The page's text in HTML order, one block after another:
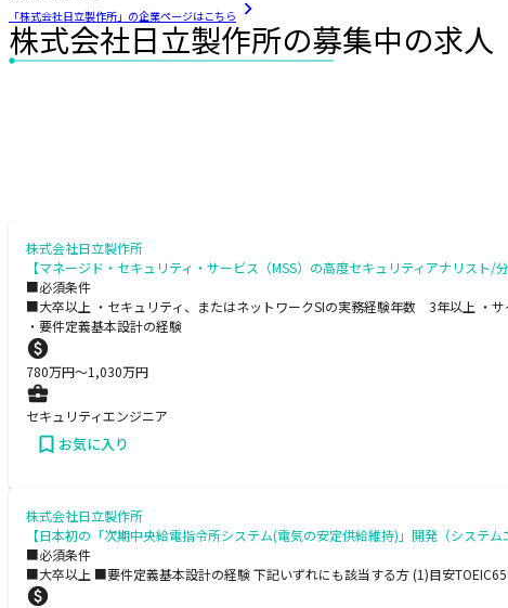
「株式会社日立製作所」の企業ページはこちら
株式会社日立製作所の募集中の求人
株式会社日立製作所
【マネージド・セキュリティ・サービス（MSS）の高度セキュリティアナリスト/分
■必須条件
■大卒以上 ・セキュリティ、またはネットワークSIの実務経験年数 3年以上 ・
・要件定義基本設計の経験
780万円〜1,030万円
セキュリティエンジニア
お気に入り
株式会社日立製作所
【日本初の「次期中央給電指令所システム(電気の安定供給維持)」開発（システム
■必須条件
■大卒以上 ■要件定義基本設計の経験 下記いずれにも該当する方 (1)目安